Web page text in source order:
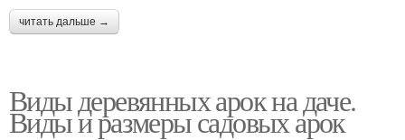
читать дальше →
Виды деревянных арок на даче.
Виды и размеры садовых арок